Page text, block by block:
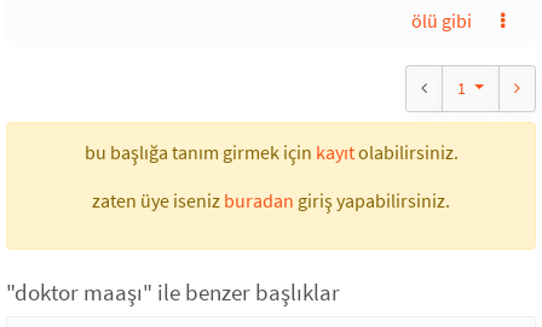
ölü gibi
1
bu başlığa tanım girmek için kayıtolabilirsiniz.
zaten üye iseniz buradan giriş yapabilirsiniz.
"doktor maaşı" ile benzer başlıklar